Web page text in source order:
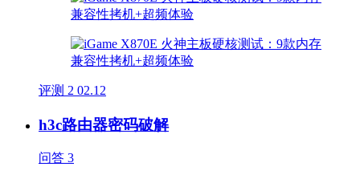
评测 2 02.12
h3c路由器密码破解
问答 3